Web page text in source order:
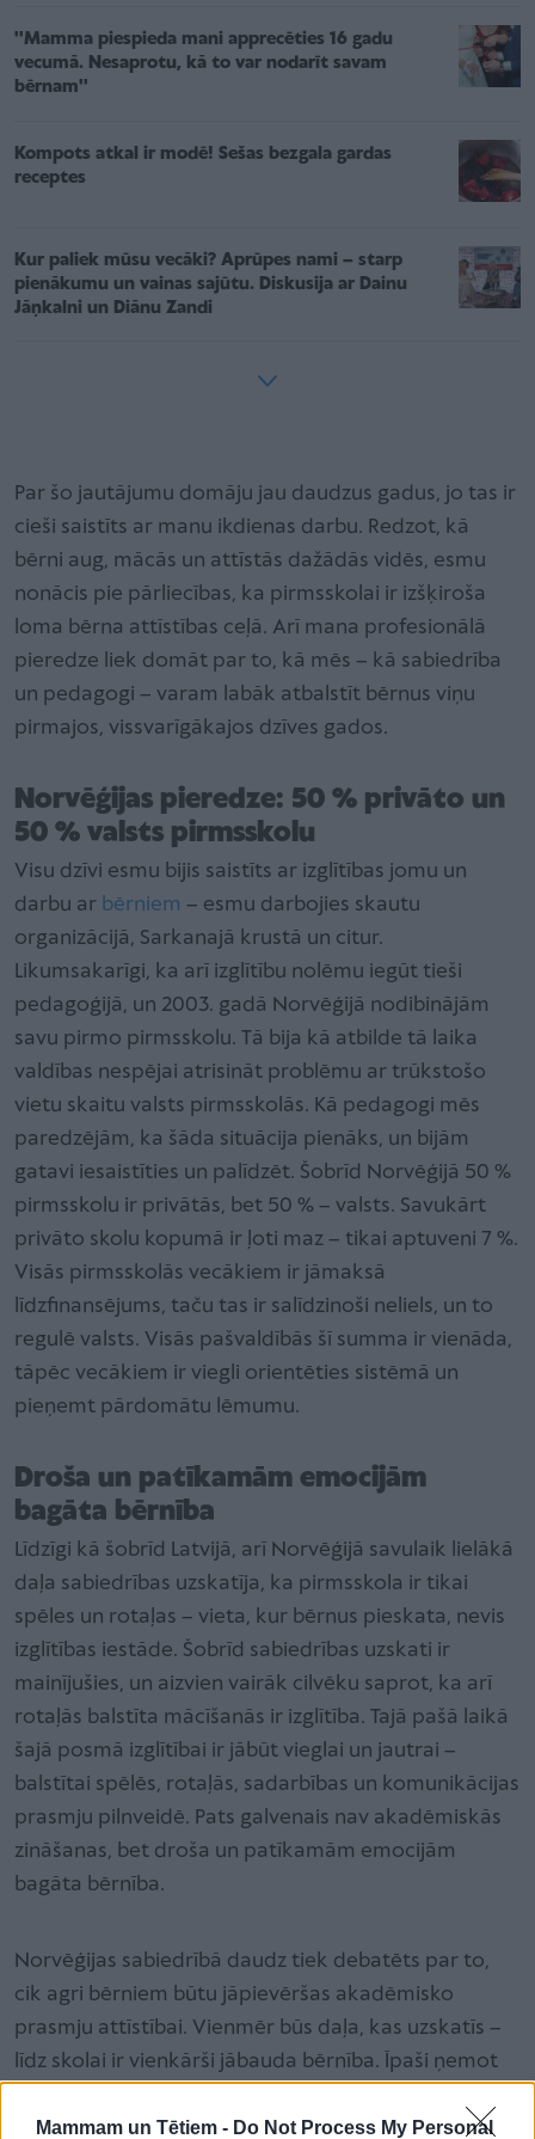
Mammam un Tētiem - Do Not Process My Personal
''Mamma piespieda mani apprecēties 16 gadu
vecumā. Nesaprotu, kā to var nodarīt savam
bērnam''
Kompots atkal ir modē! Sešas bezgala gardas
receptes
Kur paliek mūsu vecāki? Aprūpes nami – starp
pienākumu un vainas sajūtu. Diskusija ar Dainu
Jāņkalni un Diānu Zandi
Par šo jautājumu domāju jau daudzus gadus, jo tas ir
cieši saistīts ar manu ikdienas darbu. Redzot, kā
bērni aug, mācās un attīstās dažādās vidēs, esmu
nonācis pie pārliecības, ka pirmsskolai ir izšķiroša
loma bērna attīstības ceļā. Arī mana profesionālā
pieredze liek domāt par to, kā mēs – kā sabiedrība
un pedagogi – varam labāk atbalstīt bērnus viņu
pirmajos, vissvarīgākajos dzīves gados.
Norvēģijas pieredze: 50 % privāto un
50 % valsts pirmsskolu
Visu dzīvi esmu bijis saistīts ar izglītības jomu un
darbu ar bērniem – esmu darbojies skautu
organizācijā, Sarkanajā krustā un citur.
Likumsakarīgi, ka arī izglītību nolēmu iegūt tieši
pedagoģijā, un 2003. gadā Norvēģijā nodibinājām
savu pirmo pirmsskolu. Tā bija kā atbilde tā laika
valdības nespējai atrisināt problēmu ar trūkstošo
vietu skaitu valsts pirmsskolās. Kā pedagogi mēs
paredzējām, ka šāda situācija pienāks, un bijām
gatavi iesaistīties un palīdzēt. Šobrīd Norvēģijā 50 %
pirmsskolu ir privātās, bet 50 % – valsts. Savukārt
privāto skolu kopumā ir ļoti maz – tikai aptuveni 7 %.
Visās pirmsskolās vecākiem ir jāmaksā
līdzfinansējums, taču tas ir salīdzinoši neliels, un to
regulē valsts. Visās pašvaldībās šī summa ir vienāda,
tāpēc vecākiem ir viegli orientēties sistēmā un
pieņemt pārdomātu lēmumu.
Droša un patīkamām emocijām
bagāta bērnība
Līdzīgi kā šobrīd Latvijā, arī Norvēģijā savulaik lielākā
daļa sabiedrības uzskatīja, ka pirmsskola ir tikai
spēles un rotaļas – vieta, kur bērnus pieskata, nevis
izglītības iestāde. Šobrīd sabiedrības uzskati ir
mainījušies, un aizvien vairāk cilvēku saprot, ka arī
rotaļās balstīta mācīšanās ir izglītība. Tajā pašā laikā
šajā posmā izglītībai ir jābūt vieglai un jautrai –
balstītai spēlēs, rotaļās, sadarbības un komunikācijas
prasmju pilnveidē. Pats galvenais nav akadēmiskās
zināšanas, bet droša un patīkamām emocijām
bagāta bērnība.
Norvēģijas sabiedrībā daudz tiek debatēts par to,
cik agri bērniem būtu jāpievēršas akadēmisko
prasmju attīstībai. Vienmēr būs daļa, kas uzskatīs –
līdz skolai ir vienkārši jābauda bērnība. Īpaši ņemot
gadu vecumā. Tomēr ik pa laikam izskan viedoklis,